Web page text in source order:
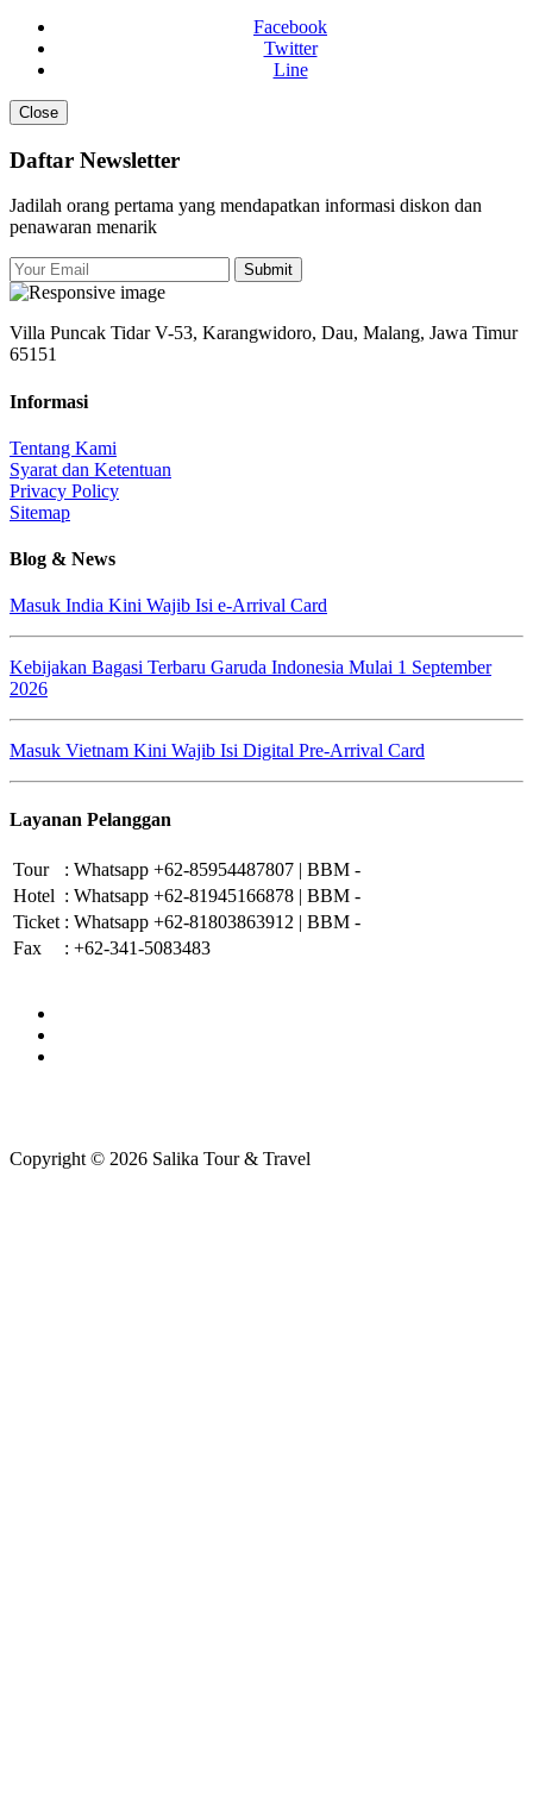
Facebook
Twitter
Line
Close
Daftar Newsletter
Jadilah orang pertama yang mendapatkan informasi diskon dan
penawaran menarik
Submit
Villa Puncak Tidar V-53, Karangwidoro, Dau, Malang, Jawa Timur
65151
Informasi
Tentang Kami
Syarat dan Ketentuan
Privacy Policy
Sitemap
Blog & News
Masuk India Kini Wajib Isi e-Arrival Card
Kebijakan Bagasi Terbaru Garuda Indonesia Mulai 1 September
2026
Masuk Vietnam Kini Wajib Isi Digital Pre-Arrival Card
Layanan Pelanggan
Tour : Whatsapp +62-85954487807 | BBM -
Hotel : Whatsapp +62-81945166878 | BBM -
Ticket : Whatsapp +62-81803863912 | BBM -
Fax
: +62-341-5083483
Copyright © 2026 Salika Tour & Travel